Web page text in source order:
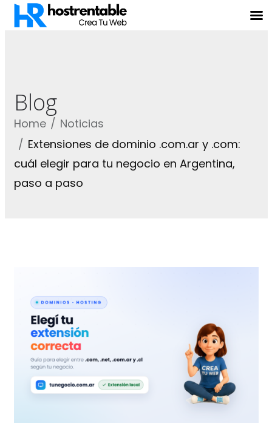
Blog
Home
Noticias
Extensiones de dominio .com.ar y .com:
cuál elegir para tu negocio en Argentina,
paso a paso